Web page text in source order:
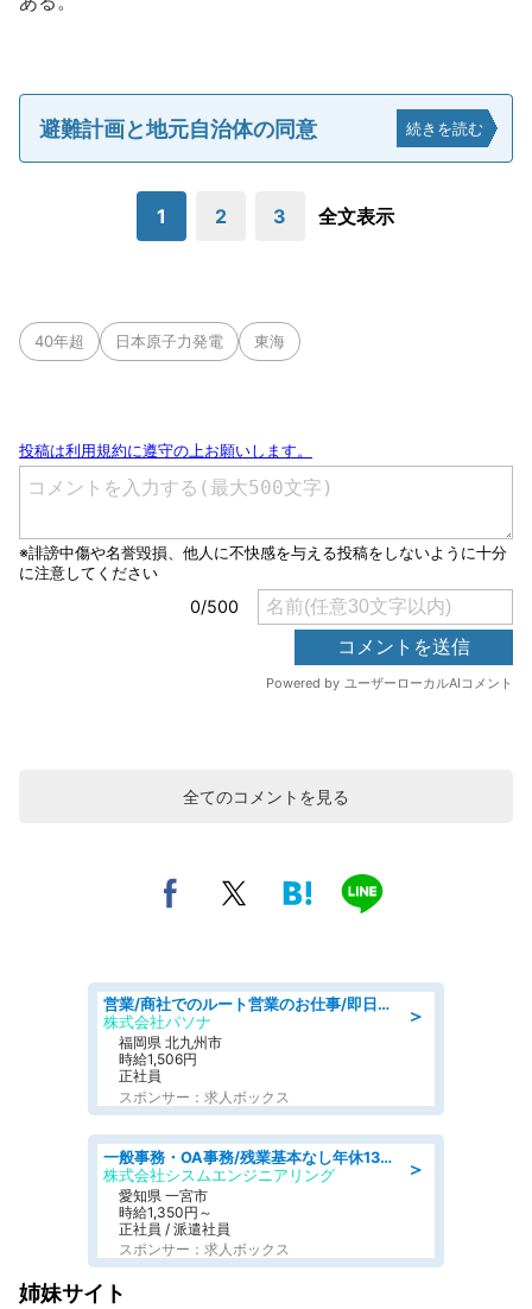
避難計画と地元自治体の同意 続きを読む
1 2 3 全文表示
40年超 日本原子力発電 東海
全てのコメントを見る
＞
営業/商社でのルート営業のお仕事/即日勤務可/車通勤可/営業
株式会社パソナ
福岡県 北九州市
時給1,506円
正社員
スポンサー：求人ボックス
＞
一般事務・OA事務/残業基本なし年休130日社保完備の一般・調達事務
株式会社シスムエンジニアリング
愛知県 一宮市
時給1,350円～
正社員 / 派遣社員
スポンサー：求人ボックス
姉妹サイト